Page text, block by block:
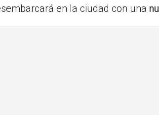
en la ciudad con una